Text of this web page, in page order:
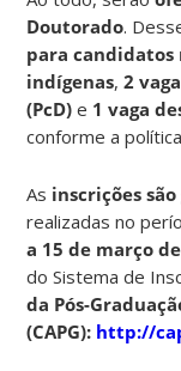
Doutorado.
para candidatos
indígenas,2
(PcD) e 1 vaga
conforme a
As inscrições
realizadas no
a 15 de março
do Sistema de
da Pós-
(CAPG): http://